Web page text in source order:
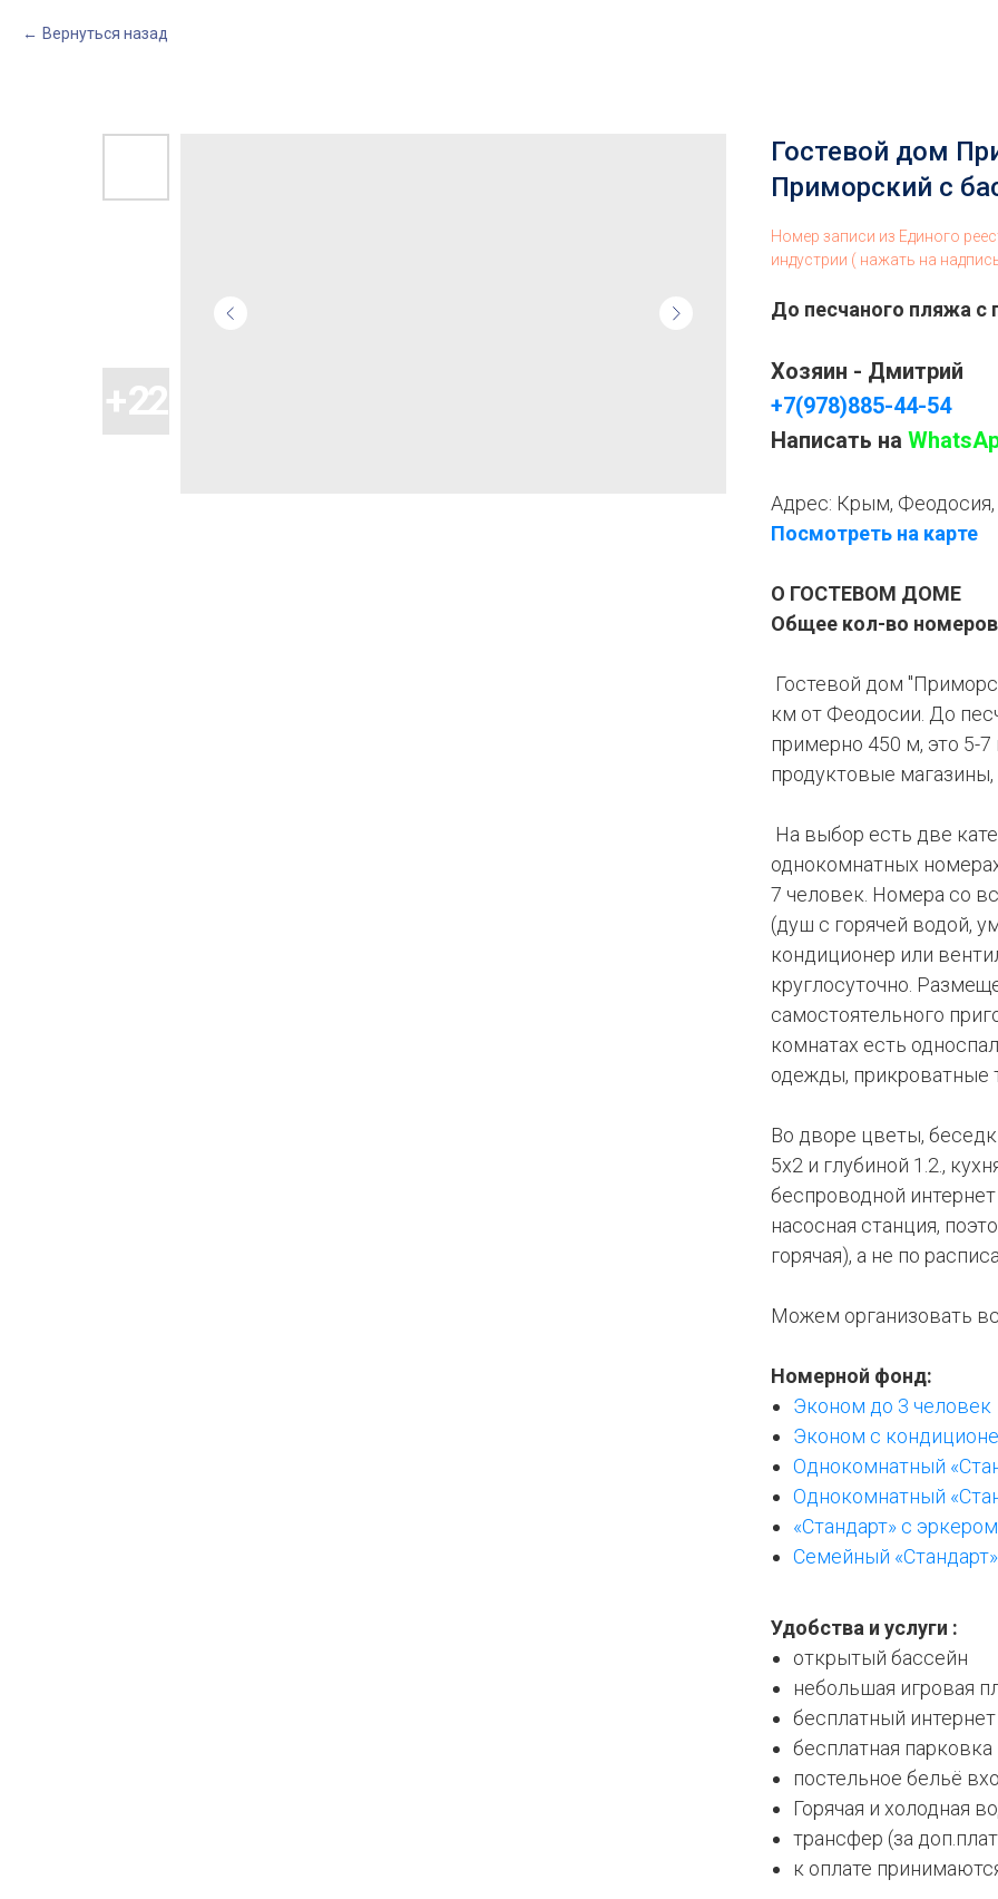
Вернуться назад
Гостевой дом
Приморский с
Номер записи из Единого
индустрии ( нажать на
До песчаного пляжа
Хозяин - Дмитрий
+7(978)885-44-54
Написать на
Адрес: Крым, Феодосия,
Посмотреть на карте
О ГОСТЕВОМ ДОМЕ
Общее кол-во
Гостевой дом
км от Феодосии. До
примерно 450 м, это 5-
продуктовые магазины,
На выбор есть две
однокомнатных
7 человек. Номера со
(душ с горячей водой,
кондиционер или
круглосуточно.
самостоятельного
комнатах есть
одежды, прикроватные
Во дворе цветы,
5x2 и глубиной 1.2.,
беспроводной
насосная станция,
горячая), а не по
Можем организовать
Номерной фонд:
Эконом до 3 человек
Эконом с
Однокомнатный
Однокомнатный
«Стандарт» с
Семейный
Удобства и услуги :
открытый бассейн
небольшая игровая
бесплатный интернет
бесплатная парковка
постельное бельё
Горячая и холодная
трансфер (за
к оплате